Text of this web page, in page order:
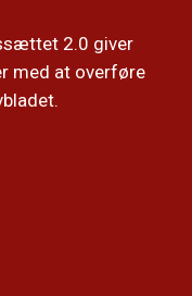
2.0 giver
med at overføre